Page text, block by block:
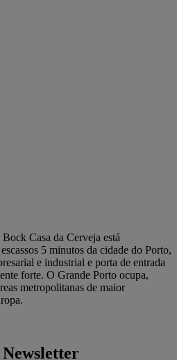
Casa da Cerveja está
5 minutos da cidade do Porto,
e industrial e porta de entrada
forte. O Grande Porto ocupa,
metropolitanas de maior
Newsletter